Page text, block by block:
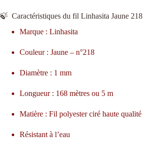
🍃 Caractéristiques du fil Linhasita Jaune 218
Marque : Linhasita
Couleur : Jaune – n°218
Diamètre : 1 mm
Longueur : 168 mètres ou 5 m
Matière : Fil polyester ciré haute qualité
Résistant à l’eau